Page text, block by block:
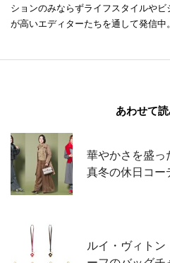
ションのみならずライフスタイルや
が高いエディターたちを通して発信中
あわせて
華やかさを盛っ
真冬の休日コー
ルイ・ヴィトン